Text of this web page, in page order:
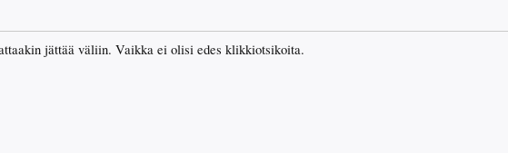
jättää väliin. Vaikka ei olisi edes klikkiotsikoita.